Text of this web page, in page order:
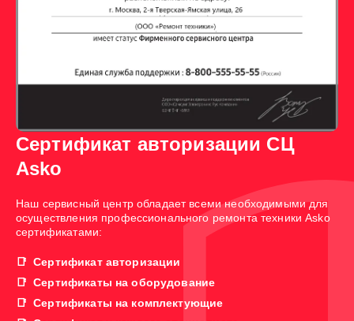
Сертификат авторизации СЦ
Asko
Наш сервисный центр обладает всеми необходимыми для
осуществления профессионального ремонта техники Asko
сертификатами:
Сертификат авторизации
Сертификаты на оборудование
Сертификаты на комплектующие